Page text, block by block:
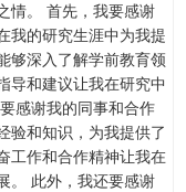
情。 首先，我要感谢
我的研究生涯中为我提
够深入了解学前教育领
导和建议让我在研究中
感谢我的同事和合作
验和知识，为我提供了
工作和合作精神让我在
。 此外，我还要感谢